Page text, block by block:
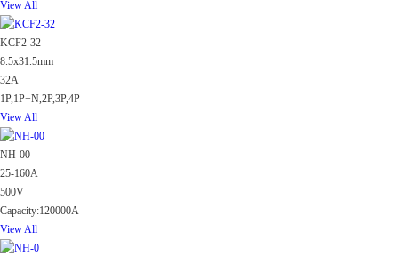
View All
KCF2-32
8.5x31.5mm
32A
1P,1P+N,2P,3P,4P
View All
NH-00
25-160A
500V
Capacity:120000A
View All